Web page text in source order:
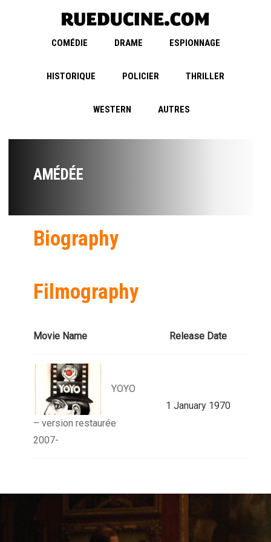
COMÉDIE DRAME ESPIONNAGE
HISTORIQUE POLICIER THRILLER
WESTERN AUTRES
AMÉDÉE
Biography
Filmography
Movie Name Release Date
YOYO
– version restaurée
2007-
1 January 1970